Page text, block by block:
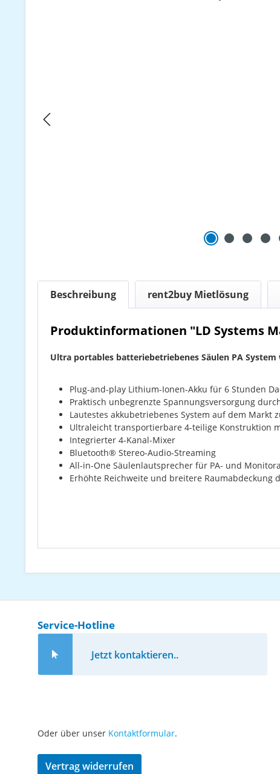
Beschreibung rent2buy Mietlösung
Produktinformationen "LD Systems
Ultra portables batteriebetriebenes Säulen PA System
Plug-and-play Lithium-Ionen-Akku für 6 Stunden
Praktisch unbegrenzte Spannungsversorgung
Lautestes akkubetriebenes System auf dem Markt
Ultraleicht transportierbare 4-teilige Konstruktion
Integrierter 4-Kanal-Mixer
Bluetooth® Stereo-Audio-Streaming
All-in-One Säulenlautsprecher für PA- und
Erhöhte Reichweite und breitere Raumabdeckung
Service-Hotline
Jetzt kontaktieren..
Oder über unser Kontaktformular.
Vertrag widerrufen